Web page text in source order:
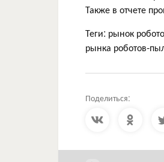
Также в отчете
Теги: рынок
рынка роботов-
Поделиться: